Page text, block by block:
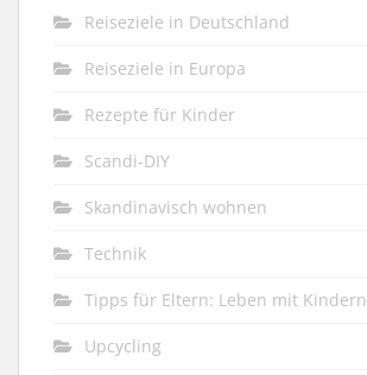
Reiseziele in Deutschland
Reiseziele in Europa
Rezepte für Kinder
Scandi-DIY
Skandinavisch wohnen
Technik
Tipps für Eltern: Leben mit Kindern
Upcycling